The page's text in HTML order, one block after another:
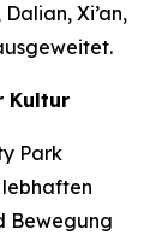
Xi’an,
Kultur
Park
Bewegung